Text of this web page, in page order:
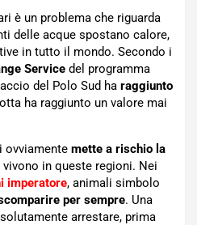
è un problema che riguarda
delle acque spostano calore,
in tutto il mondo. Secondo i
Service del programma
del Polo Sud ha raggiunto
ha raggiunto un valore mai
ovviamente mette a rischio la
vivono in queste regioni. Nei
imperatore, animali simbolo
per sempre. Una
arrestare, prima